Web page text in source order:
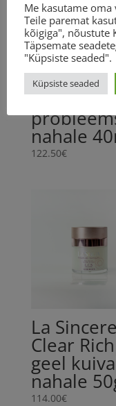
La
Poreless
essence,
essents
rasusele
nahale
122.50€
La Sincere
Clear
geel
nahale
114.00€
Me kasutame
Teile paremat
kõigiga", nõustute
Täpsemate
"Küpsiste seaded".
Küpsiste seaded